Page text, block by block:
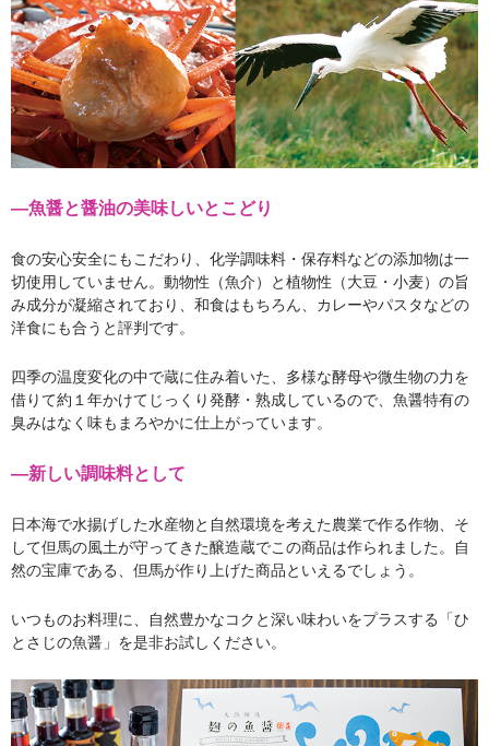
―魚醤と醤油の美味しいとこどり
食の安心安全にもこだわり、化学調味料・保存料などの添加物は一
切使用していません。動物性（魚介）と植物性（大豆・小麦）の旨
み成分が凝縮されており、和食はもちろん、カレーやパスタなどの
洋食にも合うと評判です。
四季の温度変化の中で蔵に住み着いた、多様な酵母や微生物の力を
借りて約１年かけてじっくり発酵・熟成しているので、魚醤特有の
臭みはなく味もまろやかに仕上がっています。
―新しい調味料として
日本海で水揚げした水産物と自然環境を考えた農業で作る作物、そ
して但馬の風土が守ってきた醸造蔵でこの商品は作られました。自
然の宝庫である、但馬が作り上げた商品といえるでしょう。
いつものお料理に、自然豊かなコクと深い味わいをプラスする「ひ
とさじの魚醤」を是非お試しください。